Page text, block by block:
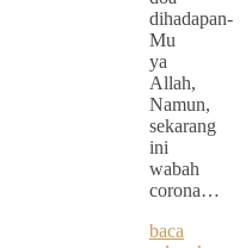
dihadapan-
Mu
ya
Allah,
Namun,
sekarang
ini
wabah
corona…
baca